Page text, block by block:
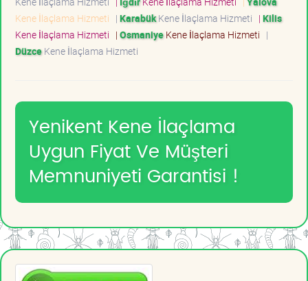
Kene İlaçlama Hizmeti | KarabükKene İlaçlama Hizmeti | Kilis
Kene İlaçlama Hizmeti | OsmaniyeKene İlaçlama Hizmeti |
DüzceKene İlaçlama Hizmeti
Yenikent Kene İlaçlama
Uygun Fiyat Ve Müşteri
Memnuniyeti Garantisi !